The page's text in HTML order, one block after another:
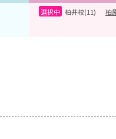
柏井校(11)
柏